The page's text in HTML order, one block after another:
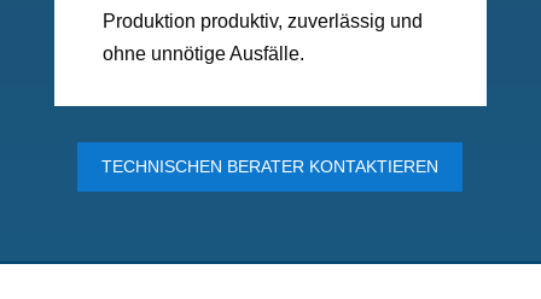
Produktion produktiv, zuverlässig und
ohne unnötige Ausfälle.
TECHNISCHEN BERATER KONTAKTIEREN